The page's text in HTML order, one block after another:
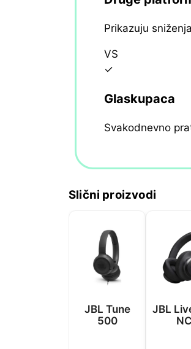
Prikazuju
VS
✓
Glaskupaca
Svakodnevno
Slični proizvodi
JBL Tune
500
JBL
NC